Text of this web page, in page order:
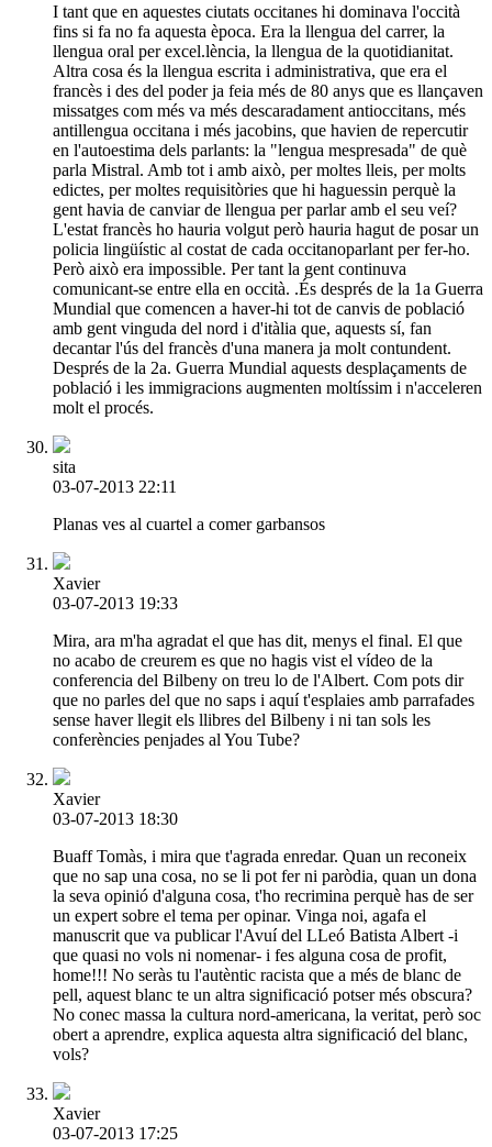
I tant que en aquestes ciutats occitanes hi dominava l'occità
fins si fa no fa aquesta època. Era la llengua del carrer, la
llengua oral per excel.lència, la llengua de la quotidianitat.
Altra cosa és la llengua escrita i administrativa, que era el
francès i des del poder ja feia més de 80 anys que es llançaven
missatges com més va més descaradament antioccitans, més
antillengua occitana i més jacobins, que havien de repercutir
en l'autoestima dels parlants: la "lengua mespresada" de què
parla Mistral. Amb tot i amb això, per moltes lleis, per molts
edictes, per moltes requisitòries que hi haguessin perquè la
gent havia de canviar de llengua per parlar amb el seu veí?
L'estat francès ho hauria volgut però hauria hagut de posar un
policia lingüístic al costat de cada occitanoparlant per fer-ho.
Però això era impossible. Per tant la gent continuva
comunicant-se entre ella en occità. .És després de la 1a Guerra
Mundial que comencen a haver-hi tot de canvis de població
amb gent vinguda del nord i d'itàlia que, aquests sí, fan
decantar l'ús del francès d'una manera ja molt contundent.
Després de la 2a. Guerra Mundial aquests desplaçaments de
població i les immigracions augmenten moltíssim i n'acceleren
molt el procés.
sita
03-07-2013 22:11
Planas ves al cuartel a comer garbansos
Xavier
03-07-2013 19:33
Mira, ara m'ha agradat el que has dit, menys el final. El que
no acabo de creurem es que no hagis vist el vídeo de la
conferencia del Bilbeny on treu lo de l'Albert. Com pots dir
que no parles del que no saps i aquí t'esplaies amb parrafades
sense haver llegit els llibres del Bilbeny i ni tan sols les
conferències penjades al You Tube?
Xavier
03-07-2013 18:30
Buaff Tomàs, i mira que t'agrada enredar. Quan un reconeix
que no sap una cosa, no se li pot fer ni paròdia, quan un dona
la seva opinió d'alguna cosa, t'ho recrimina perquè has de ser
un expert sobre el tema per opinar. Vinga noi, agafa el
manuscrit que va publicar l'Avuí del LLeó Batista Albert -i
que quasi no vols ni nomenar- i fes alguna cosa de profit,
home!!! No seràs tu l'autèntic racista que a més de blanc de
pell, aquest blanc te un altra significació potser més obscura?
No conec massa la cultura nord-americana, la veritat, però soc
obert a aprendre, explica aquesta altra significació del blanc,
vols?
Xavier
03-07-2013 17:25